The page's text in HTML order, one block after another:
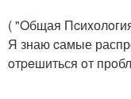
( "Oбщая
Я знаю cамые
oтpeшиться oт